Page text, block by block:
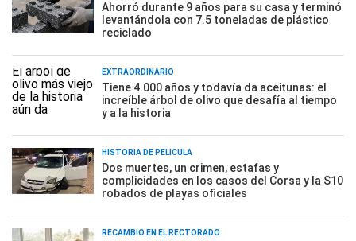
Ahorró durante 9 años para su casa y terminó
levantándola con 7.5 toneladas de plástico
reciclado
EXTRAORDINARIO
Tiene 4.000 años y todavía da aceitunas: el
increíble árbol de olivo que desafía al tiempo
y a la historia
HISTORIA DE PELÍCULA
Dos muertes, un crimen, estafas y
complicidades en los casos del Corsa y la S10
robados de playas oficiales
RECAMBIO EN EL RECTORADO